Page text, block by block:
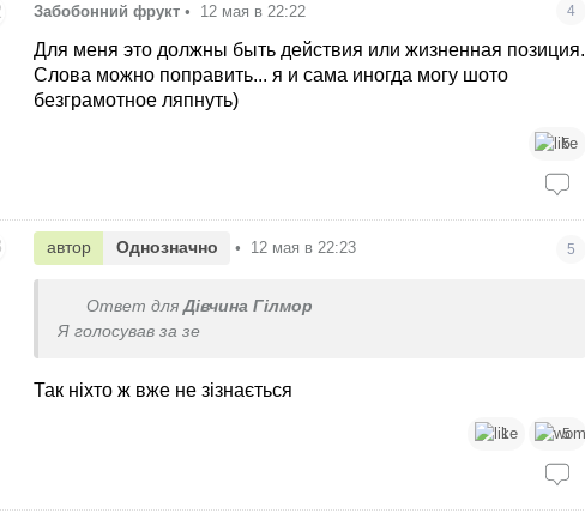
Забобонний фрукт • 12 мая в 22:22 4
Для меня это должны быть действия или жизненная позиция.
Слова можно поправить... я и сама иногда могу шото
безграмотное ляпнуть)
5
автор Однозначно • 12 мая в 22:23 5
Ответ для Дівчина Гілмор
Я голосував за зе
Так ніхто ж вже не зізнається
1 5